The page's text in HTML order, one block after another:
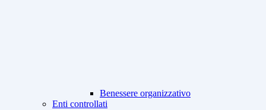
Benessere organizzativo
Enti controllati